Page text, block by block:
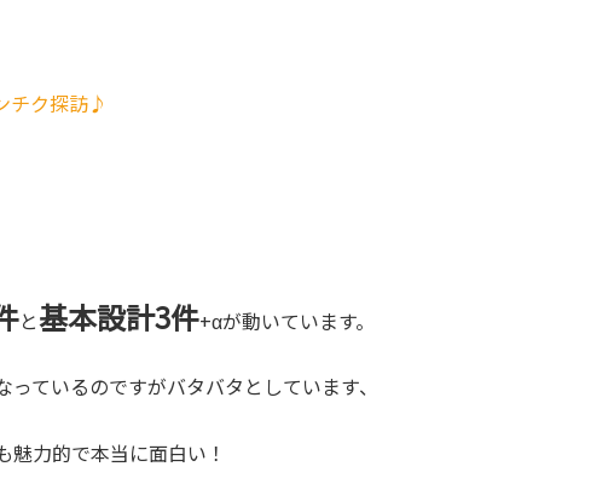
チク探訪♪
と基本設計3件+αが動いています。
っているのですがバタバタとしています、
魅力的で本当に面白い！